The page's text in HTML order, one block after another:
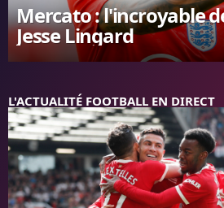
FC BARCELONE
MANCHESTER UNITED
BAYERN
L'AVIS DE LA RÉDAC'
Mercato : l'incroyable
Jesse Lingard
L'ACTUALITÉ FOOTBALL EN DIRECT